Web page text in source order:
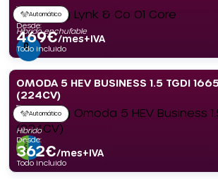
Automático
Híbrido enchufable
Desde:
469€/mes+IVA
Todo incluido
OMODA 5 HEV BUSINESS 1.5 TGDI
(224CV)
Automático
Híbrido
Desde:
362€/mes+IVA
Todo incluido